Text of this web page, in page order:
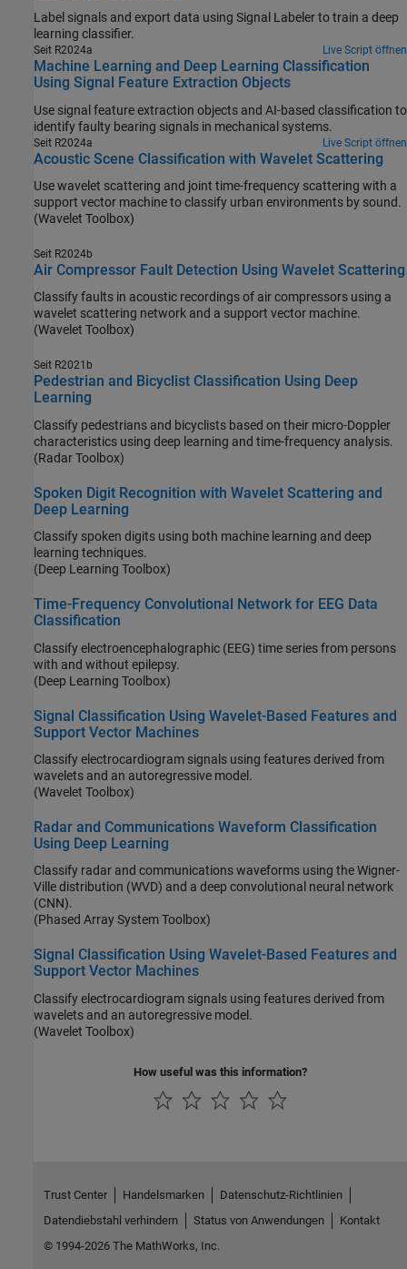
Label signals and export data using Signal Labeler to train a deep
learning classifier.
Seit R2024a Live Script öffnen
Machine Learning and Deep Learning Classification
Using Signal Feature Extraction Objects
Use signal feature extraction objects and AI-based classification to
identify faulty bearing signals in mechanical systems.
Seit R2024a Live Script öffnen
Acoustic Scene Classification with Wavelet Scattering
Use wavelet scattering and joint time-frequency scattering with a
support vector machine to classify urban environments by sound.
(Wavelet Toolbox)
Seit R2024b
Air Compressor Fault Detection Using Wavelet Scattering
Classify faults in acoustic recordings of air compressors using a
wavelet scattering network and a support vector machine.
(Wavelet Toolbox)
Seit R2021b
Pedestrian and Bicyclist Classification Using Deep
Learning
Classify pedestrians and bicyclists based on their micro-Doppler
characteristics using deep learning and time-frequency analysis.
(Radar Toolbox)
Spoken Digit Recognition with Wavelet Scattering and
Deep Learning
Classify spoken digits using both machine learning and deep
learning techniques.
(Deep Learning Toolbox)
Time-Frequency Convolutional Network for EEG Data
Classification
Classify electroencephalographic (EEG) time series from persons
with and without epilepsy.
(Deep Learning Toolbox)
Signal Classification Using Wavelet-Based Features and
Support Vector Machines
Classify electrocardiogram signals using features derived from
wavelets and an autoregressive model.
(Wavelet Toolbox)
Radar and Communications Waveform Classification
Using Deep Learning
Classify radar and communications waveforms using the Wigner-
Ville distribution (WVD) and a deep convolutional neural network
(CNN).
(Phased Array System Toolbox)
Signal Classification Using Wavelet-Based Features and
Support Vector Machines
Classify electrocardiogram signals using features derived from
wavelets and an autoregressive model.
(Wavelet Toolbox)
How useful was this information?
Trust Center Handelsmarken
Datenschutz-Richtlinien
Datendiebstahl verhindern
Status von Anwendungen
Kontakt
© 1994-2026 The MathWorks, Inc.